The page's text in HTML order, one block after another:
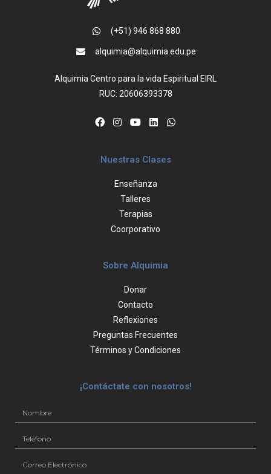
(+51) 946 868 880
alquimia@alquimia.edu.pe
Alquimia Centro para la vida Espiritual EIRL
RUC: 20606393378
Nuestras Clases
Enseñanza
Talleres
Terapias
Coorporativo
Sobre Alquimia
Donar
Contacto
Reflexiones
Preguntas Frecuentes
Términos y Condiciones
¡Contáctate con nosotros!